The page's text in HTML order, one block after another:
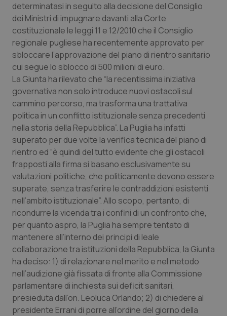
Abruzzo
Basilicata
Calabria
Campania
Emilia-Romagna
Friuli Venezia Giulia
Lazio
Liguria
Lombardia
Marche
Molise
Piemonte
QS Pro Gold
Artrite & artrosi
Asma & BPCO
Car-T
Colesterolo & coronaropatie
Dermatite Atopica
Diabete & glucometri
Disturbi dell’umore
Dolore
Donna & Salute
Epatiti
HIV
QS Club Newsletter
determinatasi in seguito alla decisione del Consiglio
dei Ministri di impugnare davanti alla Corte
costituzionale le leggi 11 e 12/2010 che il Consiglio
regionale pugliese ha recentemente approvato per
sbloccare l’approvazione del piano di rientro sanitario
cui segue lo sblocco di 500 milioni di euro.
La Giunta ha rilevato che “la recentissima iniziativa
governativa non solo introduce nuovi ostacoli sul
cammino percorso, ma trasforma una trattativa
politica in un conflitto istituzionale senza precedenti
nella storia della Repubblica”. La Puglia ha infatti
superato per due volte la verifica tecnica del piano di
rientro ed “è quindi del tutto evidente che gli ostacoli
frapposti alla firma si basano esclusivamente su
valutazioni politiche, che politicamente devono essere
superate, senza trasferire le contraddizioni esistenti
nell’ambito istituzionale”. Allo scopo, pertanto, di
ricondurre la vicenda tra i confini di un confronto che,
per quanto aspro, la Puglia ha sempre tentato di
mantenere all’interno dei principi di leale
collaborazione tra istituzioni della Repubblica, la Giunta
ha deciso: 1) di relazionare nel merito e nel metodo
nell’audizione già fissata di fronte alla Commissione
parlamentare di inchiesta sui deficit sanitari,
presieduta dall’on. Leoluca Orlando; 2) di chiedere al
presidente Errani di porre all’ordine del giorno della